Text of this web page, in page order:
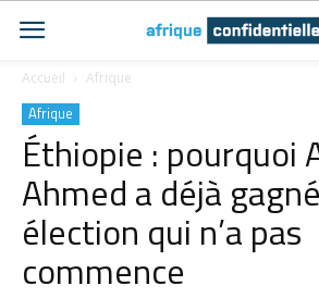
Accueil Afrique
Afrique
Éthiopie : pourquoi
Ahmed a déjà
élection qui n’a pas
commence